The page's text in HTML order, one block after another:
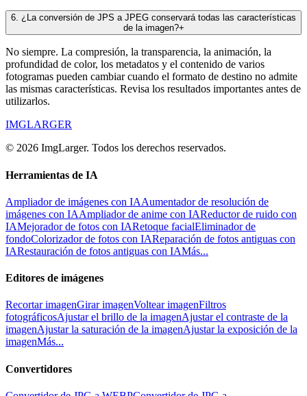
6. ¿La conversión de JPS a JPEG conservará todas las características
de la imagen?+
No siempre. La compresión, la transparencia, la animación, la
profundidad de color, los metadatos y el contenido de varios
fotogramas pueden cambiar cuando el formato de destino no admite
las mismas características. Revisa los resultados importantes antes de
utilizarlos.
IMGLARGER
© 2026 ImgLarger. Todos los derechos reservados.
Herramientas de IA
Ampliador de imágenes con IAAumentador de resolución de
imágenes con IAAmpliador de anime con IAReductor de ruido con
IAMejorador de fotos con IARetoque facialEliminador de
fondoColorizador de fotos con IAReparación de fotos antiguas con
IARestauración de fotos antiguas con IAMás...
Editores de imágenes
Recortar imagenGirar imagenVoltear imagenFiltros
fotográficosAjustar el brillo de la imagenAjustar el contraste de la
imagenAjustar la saturación de la imagenAjustar la exposición de la
imagenMás...
Convertidores